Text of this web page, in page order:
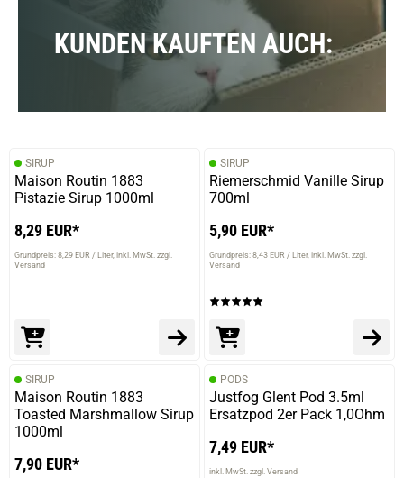
KUNDEN KAUFTEN AUCH:
SIRUP
Maison Routin 1883
Pistazie Sirup 1000ml
8,29 EUR*
Grundpreis: 8,29 EUR / Liter inkl. MwSt. zzgl.
Versand
SIRUP
Riemerschmid Vanille Sirup
700ml
5,90 EUR*
Grundpreis: 8,43 EUR / Liter inkl. MwSt. zzgl.
Versand
SIRUP
Maison Routin 1883
Toasted Marshmallow Sirup
1000ml
7,90 EUR*
PODS
Justfog Glent Pod 3.5ml
Ersatzpod 2er Pack 1,0Ohm
7,49 EUR*
inkl. MwSt. zzgl. Versand